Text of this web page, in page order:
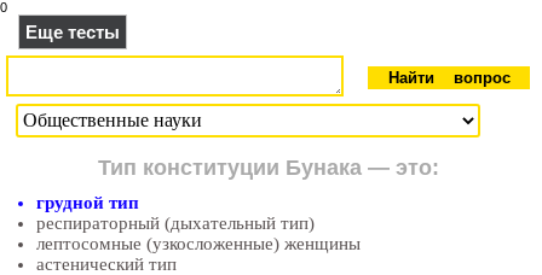
0
Еще тесты
Тип конституции Бунака — это:
грудной тип
респираторный (дыхательный тип)
лептосомные (узкосложенные) женщины
астенический тип